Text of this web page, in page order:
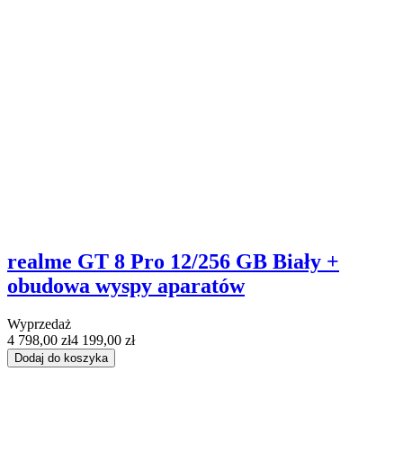
realme GT 8 Pro 12/256 GB Biały +
obudowa wyspy aparatów
Wyprzedaż
4 798,00 zł4 199,00 zł
Dodaj do koszyka